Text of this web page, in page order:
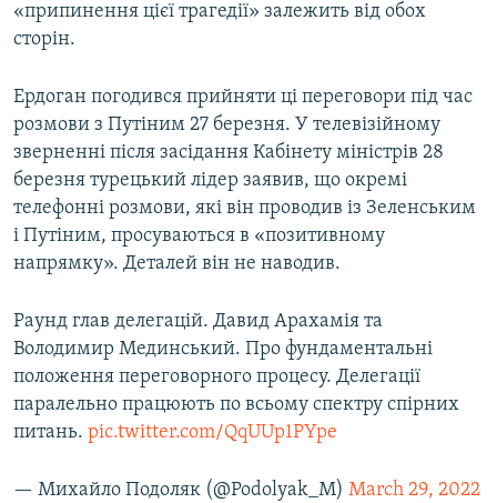
«припинення цієї трагедії» залежить від обох
сторін.
Ердоган погодився прийняти ці переговори під час
розмови з Путіним 27 березня. У телевізійному
зверненні після засідання Кабінету міністрів 28
березня турецький лідер заявив, що окремі
телефонні розмови, які він проводив із Зеленським
і Путіним, просуваються в «позитивному
напрямку». Деталей він не наводив.
Раунд глав делегацій. Давид Арахамія та
Володимир Мединський. Про фундаментальні
положення переговорного процесу. Делегації
паралельно працюють по всьому спектру спірних
питань. pic.twitter.com/QqUUp1PYpe
— Михайло Подоляк (@Podolyak_M) March 29, 2022